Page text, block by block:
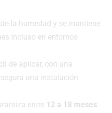
la humedad y se mantiene
incluso en entornos
de aplicar, con una
una instalación
entre 12 a 18 meses